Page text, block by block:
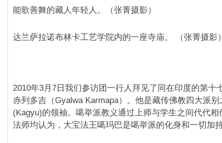
能歌善舞的藏人年轻人。（张菁摄影）
达兰萨拉诺布林卡工艺学院内的一座寺庙。 （张菁摄影
2010年3月7日我们参访团‎一行人拜见了同在印度的第十
赤列多吉（Gyalwa Karmapa）。他是藏传佛教四大派
(Kagyu)的领袖。噶举派教义通过上师与学生之间代代相
法师均认为，大宝法王噶玛巴是噶举派的化身和一切加